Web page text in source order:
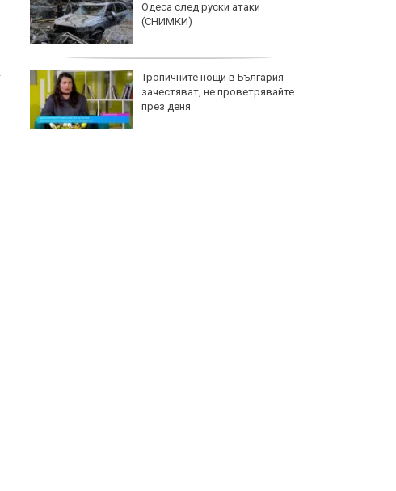
Одеса след руски атаки
(СНИМКИ)
Тропичните нощи в България
зачестяват, не проветрявайте
през деня